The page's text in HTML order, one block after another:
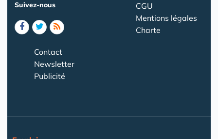
Suivez-nous
CGU
Mentions légales
Charte
Contact
Newsletter
Publicité